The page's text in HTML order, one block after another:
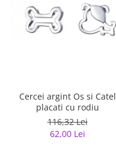
Cercei argint Os si Catel
placati cu rodiu
116,32 Lei
62,00 Lei